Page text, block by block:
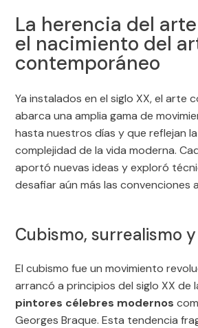
La herencia del
el nacimiento del
contemporáneo
Ya instalados en el siglo XX, el arte
abarca una amplia gama de
hasta nuestros días y que reflejan
complejidad de la vida moderna.
aportó nuevas ideas y exploró
desafiar aún más las convenciones
Cubismo, surrealismo
El cubismo fue un movimiento
arrancó a principios del siglo XX de
pintores célebres modernos
Georges Braque. Esta tendencia